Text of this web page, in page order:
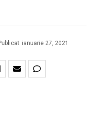
ianuarie 27, 2021